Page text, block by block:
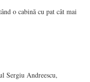
o cabină cu pat cât mai
Sergiu Andreescu,